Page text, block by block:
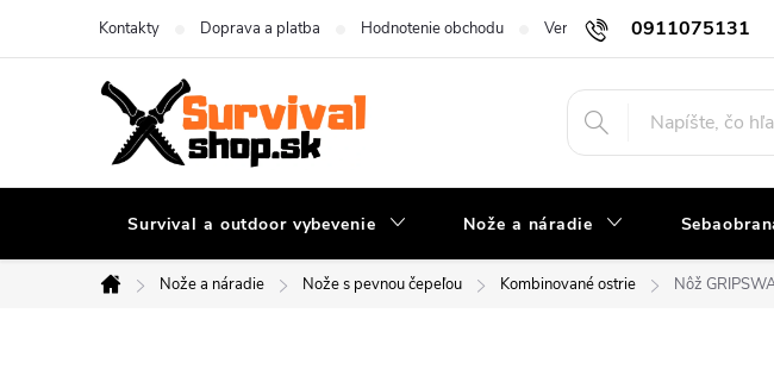
0911075131
Kontakty Doprava a platba Hodnotenie obchodu Vernostný program B2B
Survival a outdoor vybevenie Nože a náradie
Domov
Nože a náradie Nože s pevnou čepeľou Kombinované ostrie Nôž